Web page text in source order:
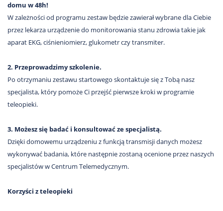
domu w 48h!
W zależności od programu zestaw będzie zawierał wybrane dla Ciebie
przez lekarza urządzenie do monitorowania stanu zdrowia takie jak
aparat EKG, ciśnieniomierz, glukometr czy transmiter.
2. Przeprowadzimy szkolenie.
Po otrzymaniu zestawu startowego skontaktuje się z Tobą nasz
specjalista, który pomoże Ci przejść pierwsze kroki w programie
teleopieki.
3. Możesz się badać i konsultować ze specjalistą.
Dzięki domowemu urządzeniu z funkcją transmisji danych możesz
wykonywać badania, które następnie zostaną ocenione przez naszych
specjalistów w Centrum Telemedycznym.
Korzyści z teleopieki